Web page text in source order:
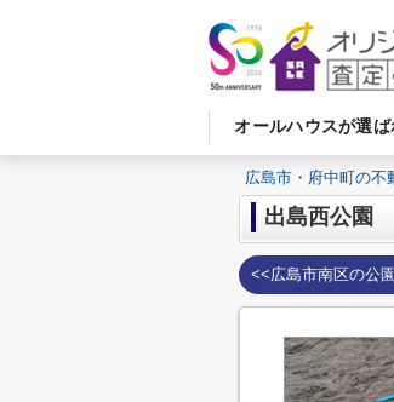
オールハウスが選
広島市・府中町の不
出島西公園
<<広島市南区の公